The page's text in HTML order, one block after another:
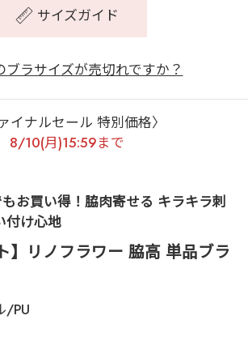
サイズガイド
ブラサイズが売切れですか？
イナルセール 特別価格〉
8/10(月)15:59まで
お買い得！脇肉寄せる キラキラ刺
付け心地
】リノフラワー 脇高 単品ブラ
/PU